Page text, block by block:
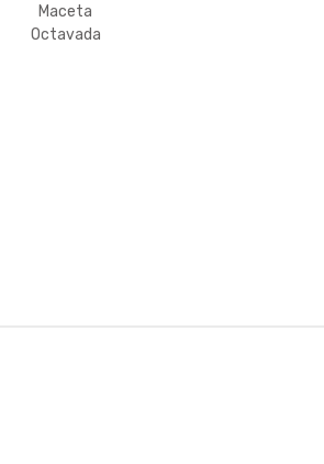
Maceta
Octavada